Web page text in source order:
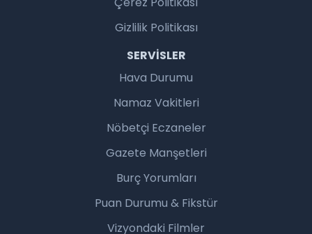
Gizlilik Politikası
SERVISLER
Hava Durumu
Namaz Vakitleri
Nöbetçi Eczaneler
Gazete Manşetleri
Burç Yorumları
Puan Durumu & Fikstür
Vizyondaki Filmler